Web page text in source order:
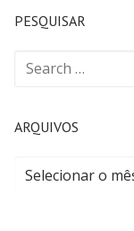
PESQUISAR
ARQUIVOS